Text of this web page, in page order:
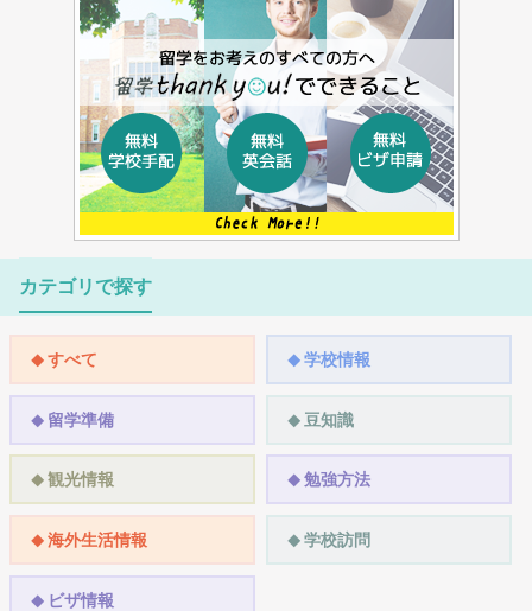
カテゴリで探す
すべて 学校情報
留学準備 豆知識
観光情報 勉強方法
海外生活情報 学校訪問
ビザ情報